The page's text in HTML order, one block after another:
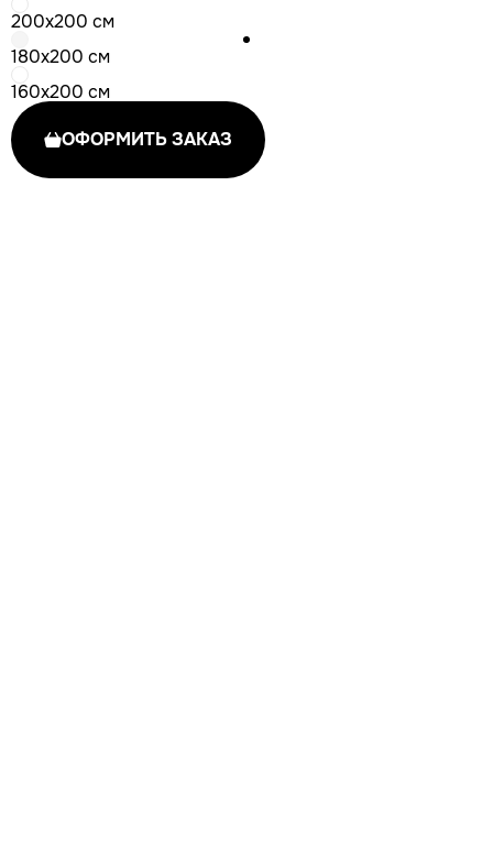
200x200 см
180x200 см
160x200 см
ОФОРМИТЬ ЗАКАЗ